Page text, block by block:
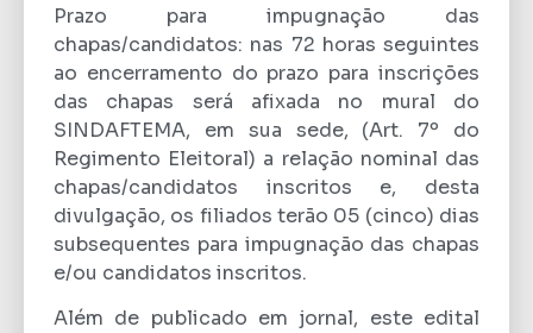
Prazo para impugnação das
chapas/candidatos: nas 72 horas seguintes
ao encerramento do prazo para inscrições
das chapas será afixada no mural do
SINDAFTEMA, em sua sede, (Art. 7º do
Regimento Eleitoral) a relação nominal das
chapas/candidatos inscritos e, desta
divulgação, os filiados terão 05 (cinco) dias
subsequentes para impugnação das chapas
e/ou candidatos inscritos.
Além de publicado em jornal, este edital